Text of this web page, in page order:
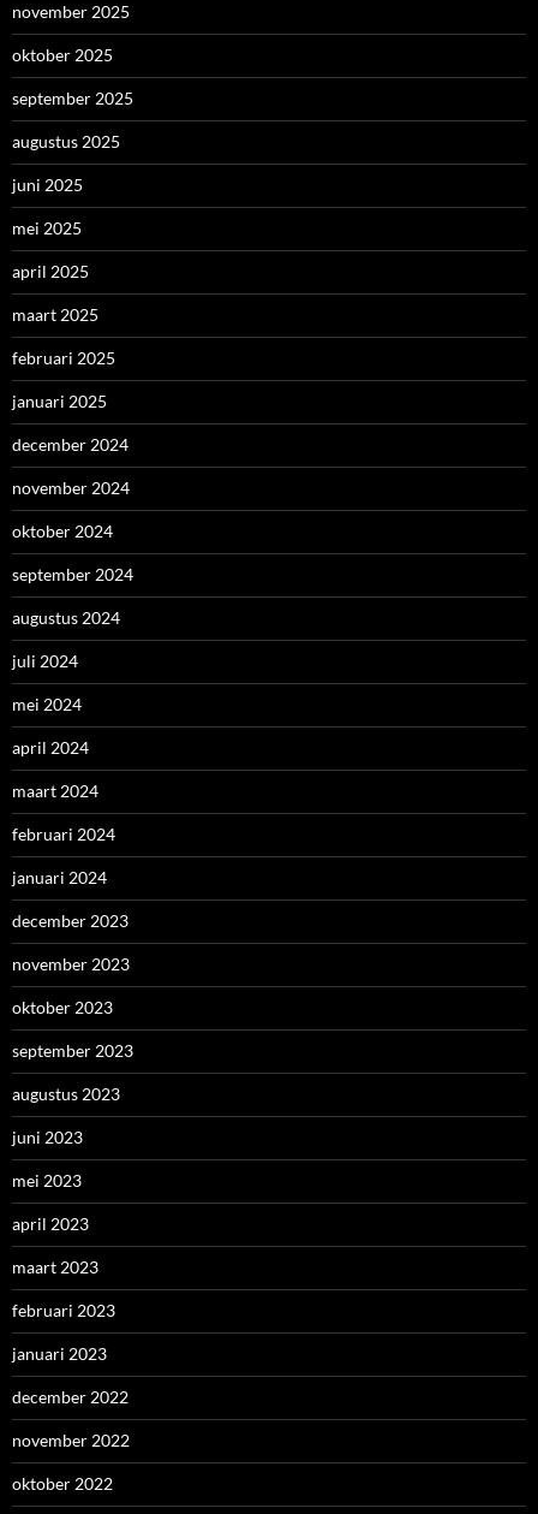
november 2025
oktober 2025
september 2025
augustus 2025
juni 2025
mei 2025
april 2025
maart 2025
februari 2025
januari 2025
december 2024
november 2024
oktober 2024
september 2024
augustus 2024
juli 2024
mei 2024
april 2024
maart 2024
februari 2024
januari 2024
december 2023
november 2023
oktober 2023
september 2023
augustus 2023
juni 2023
mei 2023
april 2023
maart 2023
februari 2023
januari 2023
december 2022
november 2022
oktober 2022